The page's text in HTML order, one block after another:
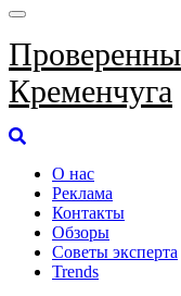
Кременчуга
О нас
Реклама
Контакты
Обзоры
Советы эксперта
Trends